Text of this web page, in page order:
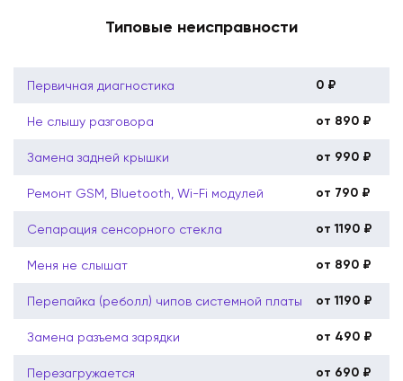
Типовые неисправности
Первичная диагностика 0 ₽
Не слышу разговора от 890 ₽
Замена задней крышки от 990 ₽
Ремонт GSM, Bluetooth, Wi-Fi модулей от 790 ₽
Сепарация сенсорного стекла от 1190 ₽
Меня не слышат от 890 ₽
Перепайка (реболл) чипов системной платы от 1190 ₽
Замена разъема зарядки от 490 ₽
Перезагружается от 690 ₽